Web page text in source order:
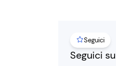
Seguici
Seguici su